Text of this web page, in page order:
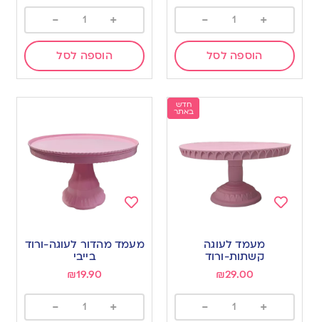
+
-
הוספה לסל
+
-
הוספה לסל
חדש
באתר
wishlist
מעמד לעוגה
קשתות-ורוד
₪29.00
+
-
to
מעמד מהדור לעוגה-ורוד
בייבי
₪19.90
+
-